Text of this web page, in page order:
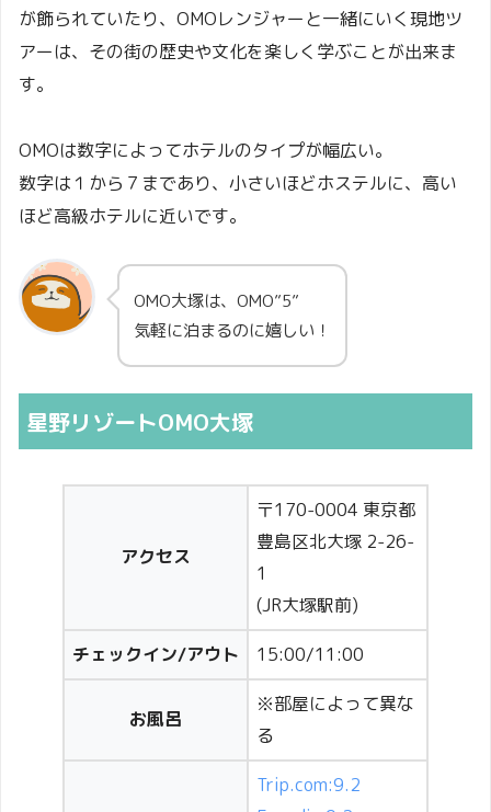
が飾られていたり、OMOレンジャーと一緒にいく現地ツ
アーは、その街の歴史や文化を楽しく学ぶことが出来ま
す。
OMOは数字によってホテルのタイプが幅広い。
数字は１から７まであり、小さいほどホステルに、高い
ほど高級ホテルに近いです。
OMO大塚は、OMO”5”
気軽に泊まるのに嬉しい！
星野リゾートOMO大塚
アクセス
〒170-0004 東京都
豊島区北大塚 2-26-
1
(JR大塚駅前)
チェックイン/アウト 15:00/11:00
お風呂
※部屋によって異な
る
Trip.com:9.2